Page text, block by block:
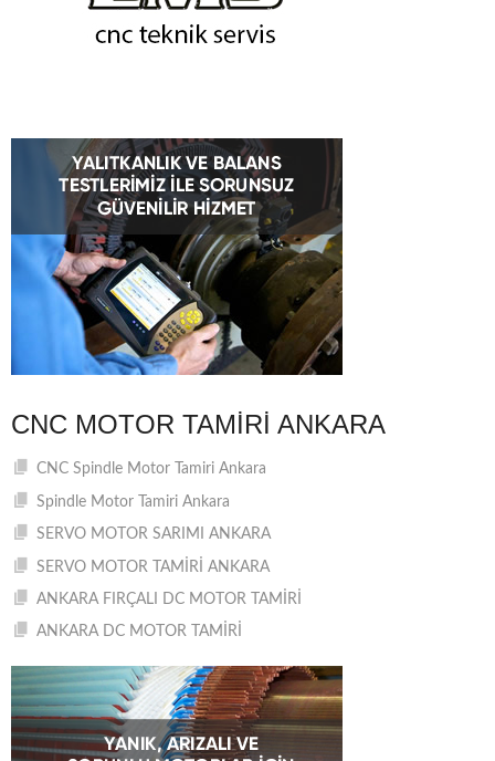
CNC MOTOR TAMIRI ANKARA
CNC Spindle Motor Tamiri Ankara
Spindle Motor Tamiri Ankara
SERVO MOTOR SARIMI ANKARA
SERVO MOTOR TAMİRİ ANKARA
ANKARA FIRÇALI DC MOTOR TAMİRİ
ANKARA DC MOTOR TAMİRİ